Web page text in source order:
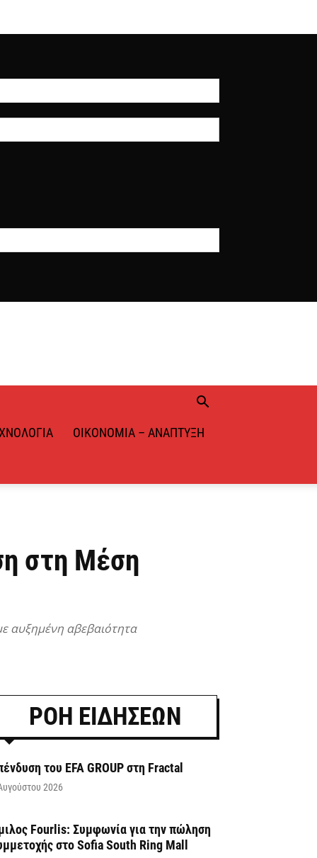
ΟΙΚΟΝΟΜΊΑ – ΑΝΆΠΤΥΞΗ
στη Μέση
αυξημένη αβεβαιότητα
ΡΟΗ ΕΙΔΗΣΕΩΝ
του EFA GROUP στη Fractal
2026
Fourlis: Συμφωνία για την πώληση
στο Sofia South Ring Mall